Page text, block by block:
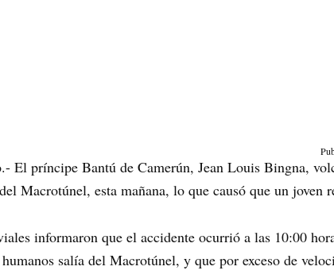
El príncipe Bantú de Camerún, Jean Louis Bingna,
Macrotúnel, esta mañana, lo que causó que un joven
informaron que el accidente ocurrió a las 10:00
salía del Macrotúnel, y que por exceso de